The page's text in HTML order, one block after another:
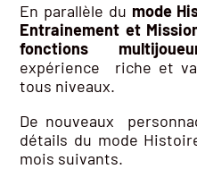
En parallèle du mode
Entrainement et
fonctions
expérience riche et
tous niveaux.
De nouveaux
détails du mode
mois suivants.